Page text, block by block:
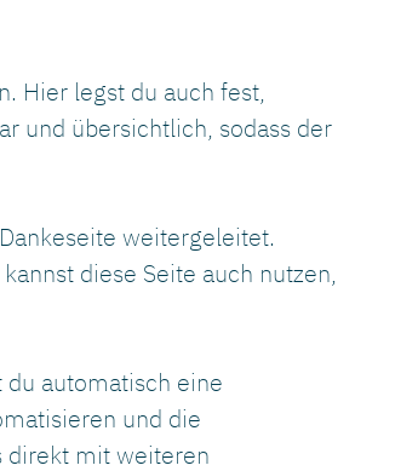
Hier legst du auch fest,
und übersichtlich, sodass der
weitergeleitet.
diese Seite auch nutzen,
automatisch eine
und die
direkt mit weiteren